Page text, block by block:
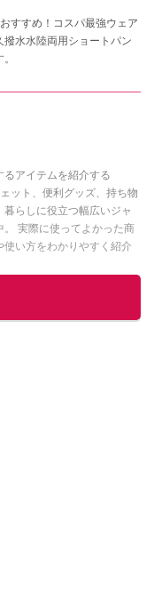
すすめ！コスパ最強ウェア
水水陸両用ショートパン
アイテムを紹介する
ット、便利グッズ、持ち物
らしに役立つ幅広いジャ
。 実際に使ってよかった商
い方をわかりやすく紹介
ストの他の記事を読む